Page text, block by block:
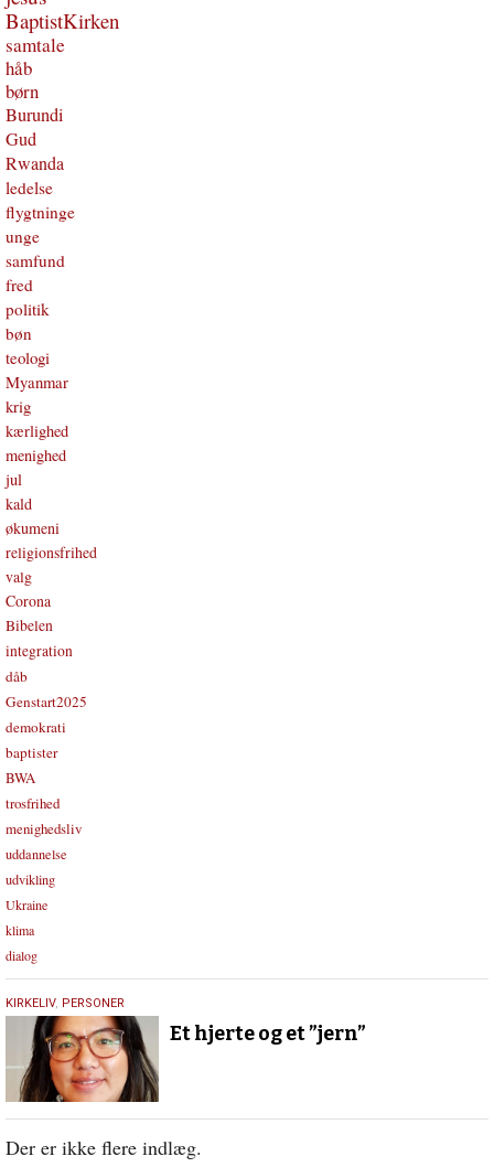
BaptistKirken
samtale
håb
børn
Burundi
Gud
Rwanda
ledelse
flygtninge
unge
samfund
fred
politik
bøn
teologi
Myanmar
krig
kærlighed
menighed
jul
kald
økumeni
religionsfrihed
valg
Corona
Bibelen
integration
dåb
Genstart2025
demokrati
baptister
BWA
trosfrihed
menighedsliv
uddannelse
udvikling
Ukraine
klima
dialog
11.
august
2021
KIRKELIV, PERSONER
Et hjerte og et ”jern”
Der er ikke flere indlæg.